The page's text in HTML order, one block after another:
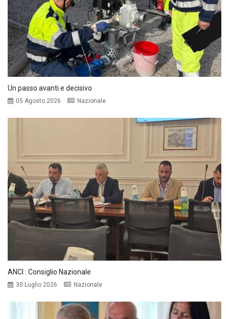
Un passo avanti e decisivo
05 Agosto 2026 Nazionale
ANCI : Consiglio Nazionale
30 Luglio 2026 Nazionale